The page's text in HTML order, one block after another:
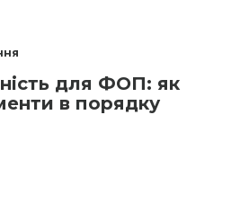
для ФОП: як
в порядку